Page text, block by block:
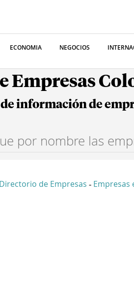
ECONOMIA NEGOCIOS
Empresas
información de
Directorio de Empresas - Empresas